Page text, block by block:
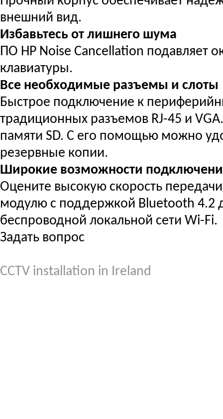
внешний вид.
Избавьтесь от лишнего шума
ПО HP Noise Cancellation подавляет
клавиатуры.
Все необходимые разъемы и слоты
Быстрое подключение к
традиционных разъемов RJ-45 и
памяти SD. С его помощью можно
резервные копии.
Широкие возможности
Оцените высокую скорость
модулю с поддержкой Bluetooth 4.2
беспроводной локальной сети Wi-Fi.
Задать вопрос
CCTV installation in Ireland